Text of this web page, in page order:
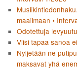
maailmaan •
Odotettuja
Viisi tapaa sanoa ei
Nyljetään ne
maksavat yhä